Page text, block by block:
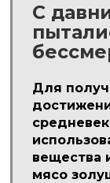
С
Для
вещества
мясо